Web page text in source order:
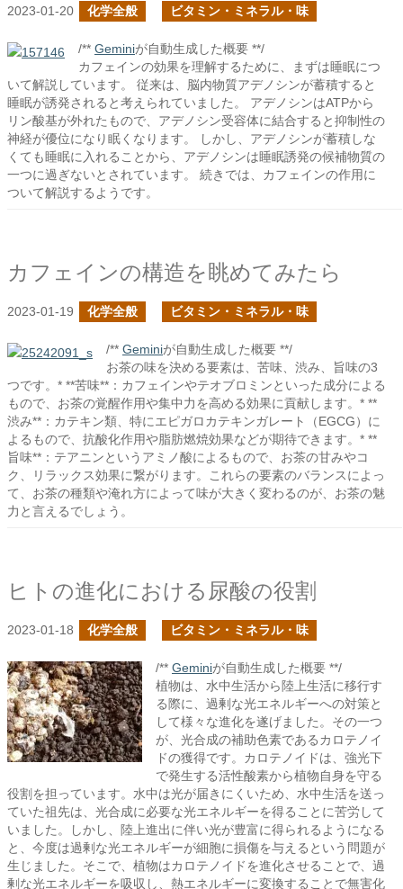
2023-01-20 化学全般 ビタミン・ミネラル・味
/** Geminiが自動生成した概要 **/
カフェインの効果を理解するために、まずは睡眠につ
いて解説しています。 従来は、脳内物質アデノシンが蓄積すると
睡眠が誘発されると考えられていました。 アデノシンはATPから
リン酸基が外れたもので、アデノシン受容体に結合すると抑制性の
神経が優位になり眠くなります。 しかし、アデノシンが蓄積しな
くても睡眠に入れることから、アデノシンは睡眠誘発の候補物質の
一つに過ぎないとされています。 続きでは、カフェインの作用に
ついて解説するようです。
カフェインの構造を眺めてみたら
2023-01-19 化学全般 ビタミン・ミネラル・味
/** Geminiが自動生成した概要 **/
お茶の味を決める要素は、苦味、渋み、旨味の3
つです。* **苦味**：カフェインやテオブロミンといった成分による
もので、お茶の覚醒作用や集中力を高める効果に貢献します。* **
渋み**：カテキン類、特にエピガロカテキンガレート（EGCG）に
よるもので、抗酸化作用や脂肪燃焼効果などが期待できます。* **
旨味**：テアニンというアミノ酸によるもので、お茶の甘みやコ
ク、リラックス効果に繋がります。これらの要素のバランスによっ
て、お茶の種類や淹れ方によって味が大きく変わるのが、お茶の魅
力と言えるでしょう。
ヒトの進化における尿酸の役割
2023-01-18 化学全般 ビタミン・ミネラル・味
/** Geminiが自動生成した概要 **/
植物は、水中生活から陸上生活に移行す
る際に、過剰な光エネルギーへの対策と
して様々な進化を遂げました。その一つ
が、光合成の補助色素であるカロテノイ
ドの獲得です。カロテノイドは、強光下
で発生する活性酸素から植物自身を守る
役割を担っています。水中は光が届きにくいため、水中生活を送っ
ていた祖先は、光合成に必要な光エネルギーを得ることに苦労して
いました。しかし、陸上進出に伴い光が豊富に得られるようになる
と、今度は過剰な光エネルギーが細胞に損傷を与えるという問題が
生じました。そこで、植物はカロテノイドを進化させることで、過
剰な光エネルギーを吸収し、熱エネルギーに変換することで無害化